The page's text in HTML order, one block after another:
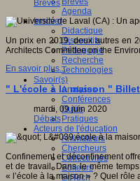
Agenda
Innover
Didactique
Dispositifs
Pédagogie
Recherche
Technologies
Savoir(s)
Analyses
Conférences
Outils
Pratiques
Acteurs de l'éducation
Animateurs
Chercheurs
Collectivités
Editeurs
EdTech
Brèves
Un prix en 2019, deux autres en
Architects Committee on the
En savoir plus...
" L'école à la maison "
mardi, 09 juin 2020
Débats
Confinement et déconfinement
et de travail. Dans le même
« l’école à la maison » ? Quel